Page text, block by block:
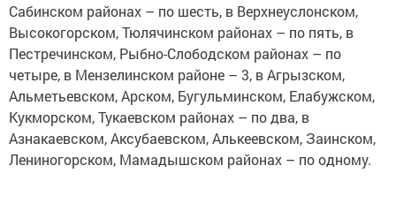
Сабинском районах – по шесть, в Верхнеуслонском,
Высокогорском, Тюлячинском районах – по пять, в
Пестречинском, Рыбно-Слободском районах – по
четыре, в Мензелинском районе – 3, в Агрызском,
Альметьевском, Арском, Бугульминском, Елабужском,
Кукморском, Тукаевском районах – по два, в
Азнакаевском, Аксубаевском, Алькеевском, Заинском,
Лениногорском, Мамадышском районах – по одному.